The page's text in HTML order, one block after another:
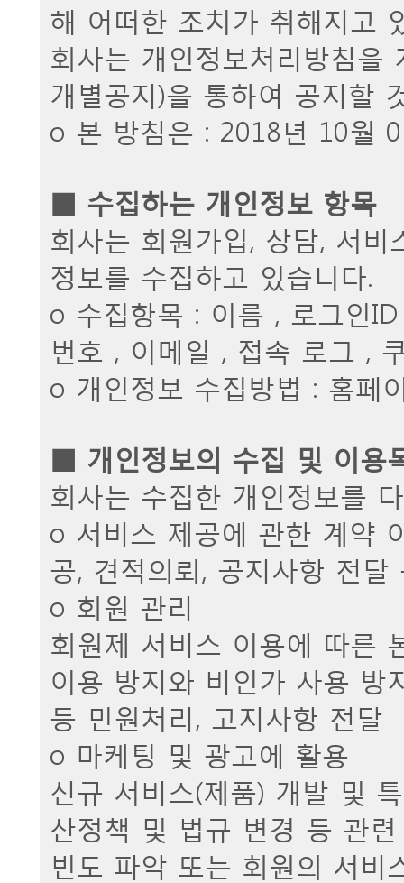
해 어떠한 조치가 취해지고
회사는 개인정보처리방침을
개별공지)을 통하여 공지할
ο 본 방침은 : 2018년 10월
■ 수집하는 개인정보 항목
회사는 회원가입, 상담, 서
정보를 수집하고 있습니다.
ο 수집항목 : 이름 , 로그인
번호 , 이메일 , 접속 로그 ,
ο 개인정보 수집방법 : 홈페
■ 개인정보의 수집 및 이용
회사는 수집한 개인정보를
ο 서비스 제공에 관한 계약
공, 견적의뢰, 공지사항 전달
ο 회원 관리
회원제 서비스 이용에 따른
이용 방지와 비인가 사용 방
등 민원처리, 고지사항 전달
ο 마케팅 및 광고에 활용
신규 서비스(제품) 개발 및
산정책 및 법규 변경 등 관
빈도 파악 또는 회원의 서비